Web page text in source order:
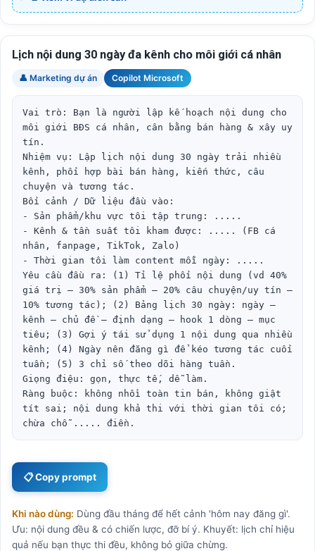
Lịch nội dung 30 ngày đa kênh cho môi giới cá nhân
👤 Marketing dự án Copilot Microsoft
Vai trò: Bạn là người lập kế hoạch nội dung cho
môi giới BĐS cá nhân, cân bằng bán hàng & xây uy
tín.
Nhiệm vụ: Lập lịch nội dung 30 ngày trải nhiều
kênh, phối hợp bài bán hàng, kiến thức, câu
chuyện và tương tác.
Bối cảnh / Dữ liệu đầu vào:
- Sản phẩm/khu vực tôi tập trung: .....
- Kênh & tần suất tôi kham được: ..... (FB cá
nhân, fanpage, TikTok, Zalo)
- Thời gian tôi làm content mỗi ngày: .....
Yêu cầu đầu ra: (1) Tỉ lệ phối nội dung (vd 40%
giá trị – 30% sản phẩm – 20% câu chuyện/uy tín –
10% tương tác); (2) Bảng lịch 30 ngày: ngày –
kênh – chủ đề – định dạng – hook 1 dòng – mục
tiêu; (3) Gợi ý tái sử dụng 1 nội dung qua nhiều
kênh; (4) Ngày nên đăng gì để kéo tương tác cuối
tuần; (5) 3 chỉ số theo dõi hàng tuần.
Giọng điệu: gọn, thực tế, dễ làm.
Ràng buộc: không nhồi toàn tin bán, không giật
tít sai; nội dung khả thi với thời gian tôi có;
chừa chỗ ..... điền.
📋 Copy prompt
Khi nào dùng: Dùng đầu tháng để hết cảnh 'hôm nay đăng gì'.
Ưu: nội dung đều & có chiến lược, đỡ bí ý. Khuyết: lịch chỉ hiệu
quả nếu bạn thực thi đều, không bỏ giữa chừng.